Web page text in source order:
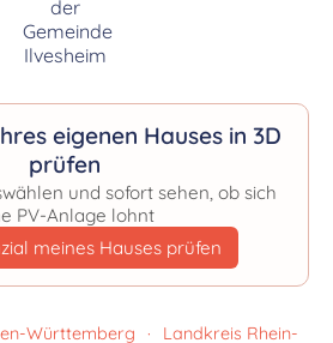
eigenen Hauses in 3D
prüfen
und sofort sehen, ob sich
PV-Anlage lohnt
meines Hauses prüfen
Württemberg ·
Landkreis Rhein-